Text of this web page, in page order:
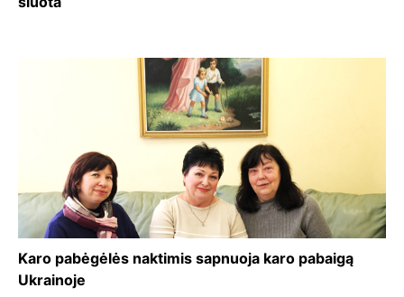
Karo pabėgėlės naktimis sapnuoja karo pabaigą
Ukrainoje